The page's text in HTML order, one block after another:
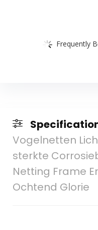
Frequently
Vogelnetten
sterkte
Netting Frame
Ochtend Glorie